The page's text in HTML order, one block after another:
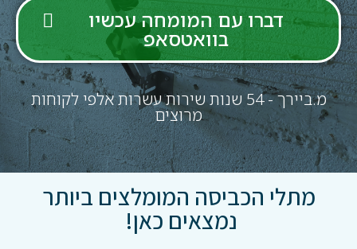
דברו עם המומחה עכשיו
בוואטסאפ
מ.ביירך - 54 שנות שירות עשרות אלפי לקוחות
מרוצים
מתלי הכביסה המומלצים ביותר
נמצאים כאן!